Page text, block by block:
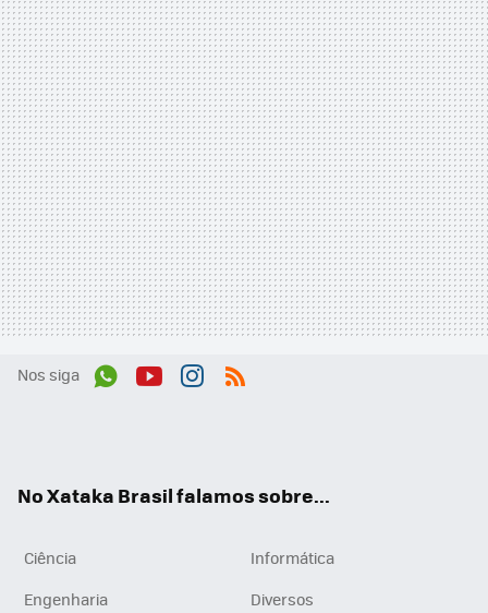
Nos siga
No Xataka Brasil falamos sobre...
Ciência
Informática
Engenharia
Diversos